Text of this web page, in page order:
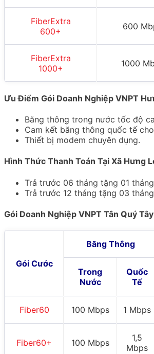
FiberExtra
600+
600
FiberExtra
1000+
1000
Ưu Điểm Gói Doanh Nghiệp VNPT
Băng thông trong nước tốc độ
Cam kết băng thông quốc tế
Thiết bị modem chuyên dụng.
Hình Thức Thanh Toán Tại Xã Hưng
Trả trước 06 tháng tặng 01 tháng
Trả trước 12 tháng tặng 03
Gói Doanh Nghiệp VNPT Tân Quý
Gói Cước
Băng Thông
Trong
Nước
Quốc
Tế
Fiber60 100 Mbps 1 Mbps
Fiber60+ 100 Mbps
1,5
Mbps